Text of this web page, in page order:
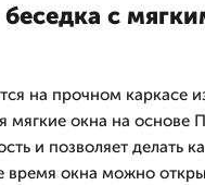
беседка с
на прочном каркасе
окна на основе
и позволяет делать
время окна можно